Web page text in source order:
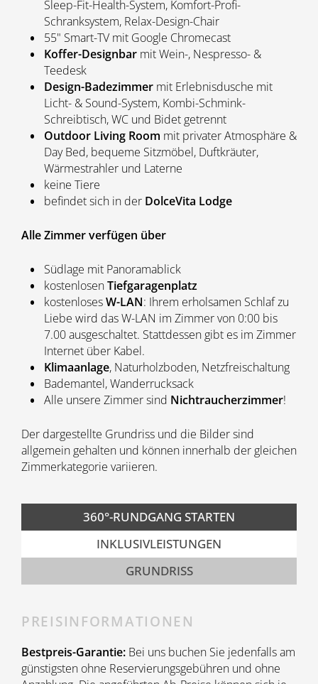
Sleep-Fit-Health-System, Komfort-Profi-
Schranksystem, Relax-Design-Chair
55" Smart-TV mit Google Chromecast
Koffer-Designbar mit Wein-, Nespresso- &
Teedesk
Design-Badezimmer mit Erlebnisdusche mit
Licht- & Sound-System, Kombi-Schmink-
Schreibtisch, WC und Bidet getrennt
Outdoor Living Room mit privater Atmosphäre &
Day Bed, bequeme Sitzmöbel, Duftkräuter,
Wärmestrahler und Laterne
keine Tiere
befindet sich in der DolceVita Lodge
Alle Zimmer verfügen über
Südlage mit Panoramablick
kostenlosenTiefgaragenplatz
kostenlosesW-LAN: Ihrem erholsamen Schlaf zu
Liebe wird das W-LAN im Zimmer von 0:00 bis
7.00 ausgeschaltet. Stattdessen gibt es im Zimmer
Internet über Kabel.
Klimaanlage, Naturholzboden, Netzfreischaltung
Bademantel, Wanderrucksack
Alle unsere Zimmer sind Nichtraucherzimmer!
Der dargestellte Grundriss und die Bilder sind
allgemein gehalten und können innerhalb der gleichen
Zimmerkategorie variieren.
360°-RUNDGANG STARTEN
INKLUSIVLEISTUNGEN
GRUNDRISS
PREISINFORMATIONEN
Bestpreis-Garantie: Bei uns buchen Sie jedenfalls am
günstigsten ohne Reservierungsgebühren und ohne